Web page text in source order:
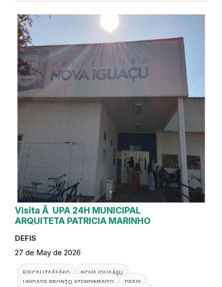
Visita Ã UPA 24H MUNICIPAL
ARQUITETA PATRICIA MARINHO
DEFIS
27 de May de 2026
FISCALIZAÃ§Ã£O
NOVA IGUAÃ§U
UNIDADE PRONTO ATENDIMENTO
DEFIS